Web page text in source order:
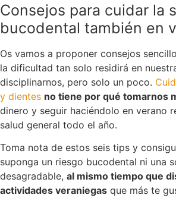
Consejos para cuidar la
bucodental también en
Os vamos a proponer consejos
la dificultad tan solo residirá en
disciplinarnos, pero solo un poco.
y dientes no tiene por qué tomarnos
dinero y seguir haciéndolo en verano
salud general todo el año.
Toma nota de estos seis tips y
suponga un riesgo bucodental ni una
desagradable, al mismo tiempo que
actividades veraniegas que más te